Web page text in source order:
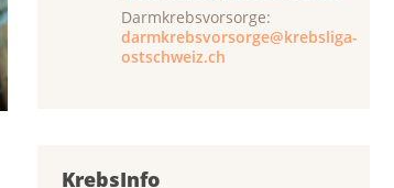
Darmkrebsvorsorge:
darmkrebsvorsorge@krebsliga-
ostschweiz.ch
KrebsInfo